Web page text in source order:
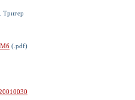
Мб (.pdf)